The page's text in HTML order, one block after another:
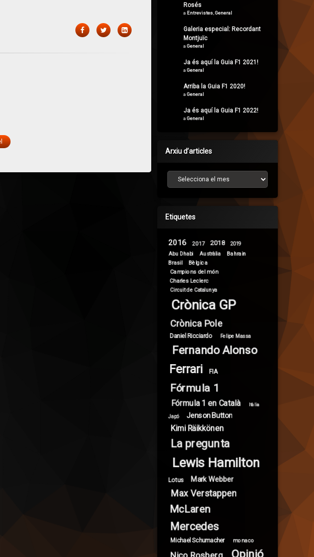
FacebookTwitterLinkedIn
Rosés
a Entrevistes General
Galeria especial: Recordant
Montjuïc
a General
Ja és aquí la Guia F1 2021!
a General
Arriba la Guia F1 2020!
a General
Ja és aquí la Guia F1 2022!
a General
Arxiu d’articles
Arxiu d’articles
Etiquetes
2016 2017 2018 2019
Abu Dhabi Austràlia
Bahrain
Brasil
Bèlgica
Campions del món
Charles Leclerc
Circuit de Catalunya
Crònica GP
Crònica Pole
Daniel Ricciardo Felipe Massa
Fernando Alonso
Ferrari FIA
Fórmula 1
Fórmula 1 en Català Itàlia
Japó Jenson Button
Kimi Räikkönen
La pregunta
Lewis Hamilton
Lotus Mark Webber
Max Verstappen
McLaren
Mercedes
Michael Schumacher monaco
Opinió